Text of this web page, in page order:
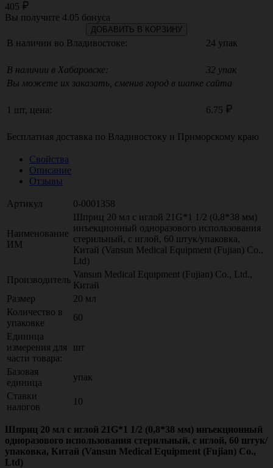
405
Вы получите 4.05 бонуса
ДОБАВИТЬ В КОРЗИНУ
В наличии во Владивостоке: 24 упак
В наличии в Хабаровске:
32 упак
Вы можете их заказать, сменив город в шапке сайта
1 шт, цена: 6.75
Бесплатная доставка по Владивостоку и Приморскому краю
Свойства
Описание
Отзывы
Артикул 0-0001358
Наименование
ИМ
Шприц 20 мл с иглой 21G*1 1/2 (0,8*38 мм)
инъекционный одноразового использования
стерильный, с иглой, 60 штук/упаковка,
Китай (Vansun Medical Equipment (Fujian) Co.,
Ltd)
Производитель
Vansun Medical Equipment (Fujian) Co., Ltd.,
Китай
Размер
20 мл
Количество в
упаковке
60
Единица
измерения для
части товара:
шт
Базовая
единица
упак
Ставки
налогов
10
Шприц 20 мл с иглой 21G*1 1/2 (0,8*38 мм) инъекционный
одноразового использования стерильный, с иглой, 60 штук/
упаковка, Китай (Vansun Medical Equipment (Fujian) Co.,
Ltd)